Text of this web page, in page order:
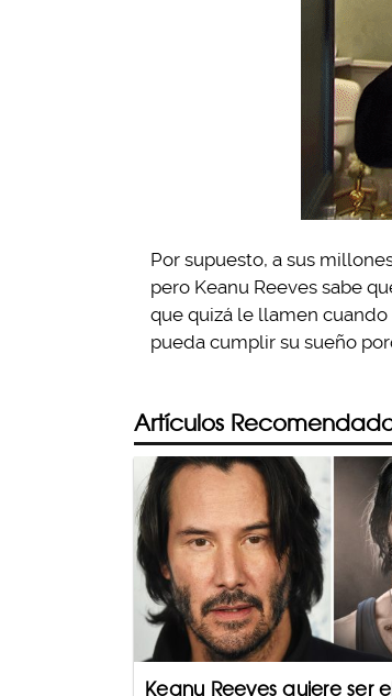
Por supuesto, a sus
pero Keanu Reeves sabe
que quizá le llamen
pueda cumplir su sueño
Artículos
Keanu Reeves quiere ser